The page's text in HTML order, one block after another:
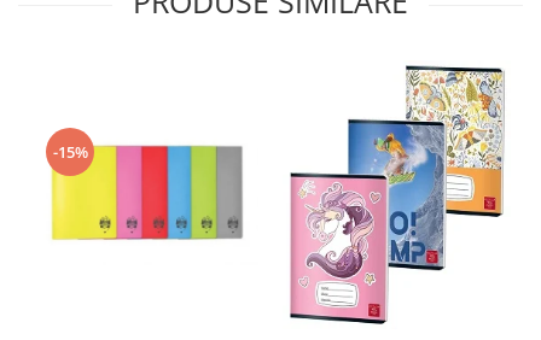
Carti de colorat + poveste pentru
copii
Panza de pictura
-15%